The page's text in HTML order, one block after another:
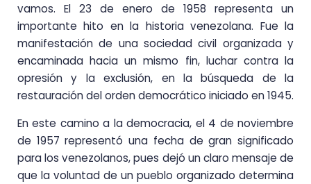
vamos. El 23 de enero de 1958 representa un
importante hito en la historia venezolana. Fue la
manifestación de una sociedad civil organizada y
encaminada hacia un mismo fin, luchar contra la
opresión y la exclusión, en la búsqueda de la
restauración del orden democrático iniciado en 1945.
En este camino a la democracia, el 4 de noviembre
de 1957 representó una fecha de gran significado
para los venezolanos, pues dejó un claro mensaje de
que la voluntad de un pueblo organizado determina